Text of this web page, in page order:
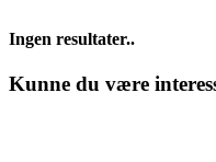
Ingen resultater..
Kunne du være